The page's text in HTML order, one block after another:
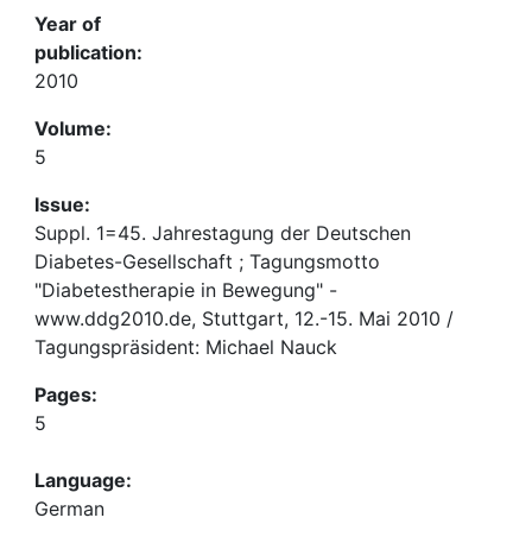
Year of
publication:
2010
Volume:
5
Issue:
Suppl. 1=45. Jahrestagung der Deutschen
Diabetes-Gesellschaft ; Tagungsmotto
"Diabetestherapie in Bewegung" -
www.ddg2010.de, Stuttgart, 12.-15. Mai 2010 /
Tagungspräsident: Michael Nauck
Pages:
5
Language:
German